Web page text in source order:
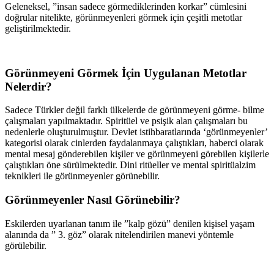
Geleneksel, ”insan sadece görmediklerinden korkar” cümlesini
doğrular nitelikte, görünmeyenleri görmek için çeşitli metotlar
geliştirilmektedir.
Görünmeyeni Görmek İçin Uygulanan Metotlar
Nelerdir?
Sadece Türkler değil farklı ülkelerde de görünmeyeni görme- bilme
çalışmaları yapılmaktadır. Spiritüel ve psişik alan çalışmaları bu
nedenlerle oluşturulmuştur. Devlet istihbaratlarında ‘görünmeyenler’
kategorisi olarak cinlerden faydalanmaya çalıştıkları, haberci olarak
mental mesaj gönderebilen kişiler ve görünmeyeni görebilen kişilerle
çalıştıkları öne sürülmektedir. Dini ritüeller ve mental spiritüalzim
teknikleri ile görünmeyenler görünebilir.
Görünmeyenler Nasıl Görünebilir?
Eskilerden uyarlanan tanım ile ”kalp gözü” denilen kişisel yaşam
alanında da ” 3. göz” olarak nitelendirilen manevi yöntemle
görülebilir.